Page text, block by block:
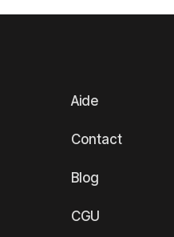
Aide
Contact
Blog
CGU